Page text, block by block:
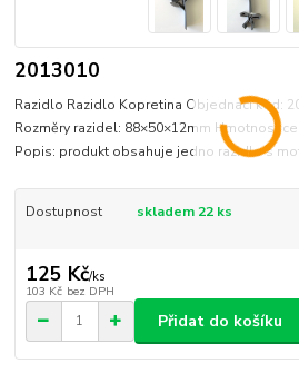
2013010
Razidlo Razidlo Kopretina Objednací kód:
Rozměry razidel: 88×50×12mm Hmotnost
Popis: produkt obsahuje jedno razidlo s
Dostupnost skladem 22 ks
125 Kč/ks
103 Kč bez DPH
Přidat do košíku